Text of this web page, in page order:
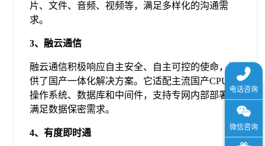
片、文件、音频、视频等，满足多样化的沟通需
求。
3、融云通信
融云通信积极响应自主安全、自主可控的使命，提
供了国产一体化解决方案。它适配主流国产CPU、
操作系统、数据库和中间件，支持专网内部部署，
满足数据保密需求。
4、有度即时通